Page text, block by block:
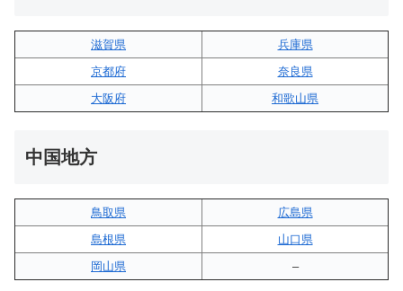
滋賀県
兵庫県
京都府
奈良県
大阪府
和歌山県
中国地方
鳥取県
広島県
島根県
山口県
岡山県
–